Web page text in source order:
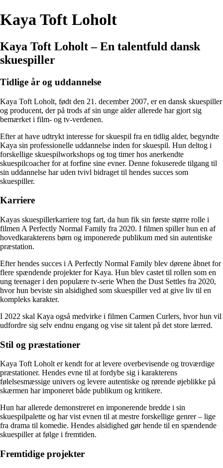
Kaya Toft Loholt
Kaya Toft Loholt – En talentfuld dansk
skuespiller
Tidlige år og uddannelse
Kaya Toft Loholt, født den 21. december 2007, er en dansk skuespiller
og producent, der på trods af sin unge alder allerede har gjort sig
bemærket i film- og tv-verdenen.
Efter at have udtrykt interesse for skuespil fra en tidlig alder, begyndte
Kaya sin professionelle uddannelse inden for skuespil. Hun deltog i
forskellige skuespilworkshops og tog timer hos anerkendte
skuespilcoacher for at forfine sine evner. Denne fokuserede tilgang til
sin uddannelse har uden tvivl bidraget til hendes succes som
skuespiller.
Karriere
Kayas skuespillerkarriere tog fart, da hun fik sin første større rolle i
filmen A Perfectly Normal Family fra 2020. I filmen spiller hun en af
hovedkarakterens børn og imponerede publikum med sin autentiske
præstation.
Efter hendes succes i A Perfectly Normal Family blev dørene åbnet for
flere spændende projekter for Kaya. Hun blev castet til rollen som en
ung teenager i den populære tv-serie When the Dust Settles fra 2020,
hvor hun beviste sin alsidighed som skuespiller ved at give liv til en
kompleks karakter.
I 2022 skal Kaya også medvirke i filmen Carmen Curlers, hvor hun vil
udfordre sig selv endnu engang og vise sit talent på det store lærred.
Stil og præstationer
Kaya Toft Loholt er kendt for at levere overbevisende og troværdige
præstationer. Hendes evne til at fordybe sig i karakterens
følelsesmæssige univers og levere autentiske og rørende øjeblikke på
skærmen har imponeret både publikum og kritikere.
Hun har allerede demonstreret en imponerende bredde i sin
skuespilpalette og har vist evnen til at mestre forskellige genrer – lige
fra drama til komedie. Hendes alsidighed gør hende til en spændende
skuespiller at følge i fremtiden.
Fremtidige projekter